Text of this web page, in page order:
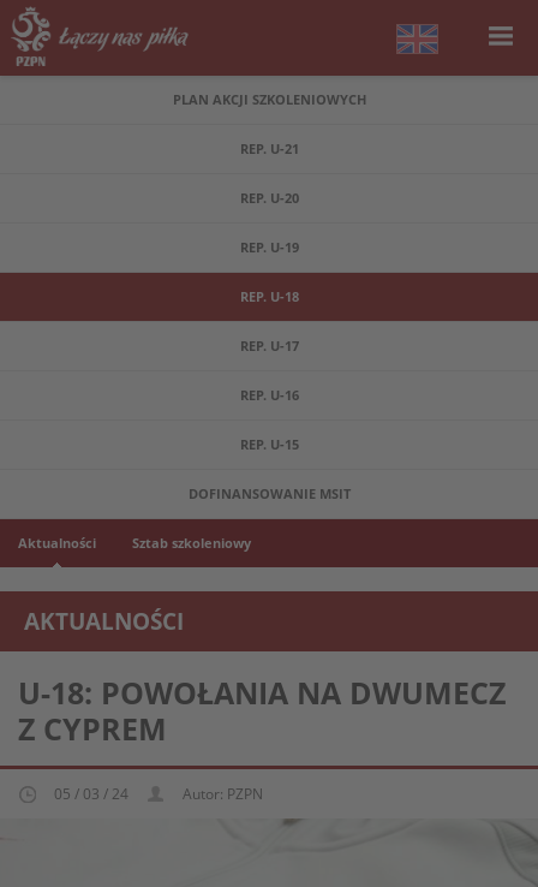
PLAN AKCJI SZKOLENIOWYCH
REP. U-21
REP. U-20
REP. U-19
REP. U-18
REP. U-17
REP. U-16
REP. U-15
DOFINANSOWANIE MSIT
Aktualności Sztab szkoleniowy
AKTUALNOŚCI
REPREZENTACJA MŁODZIEŻOWA U-18
U-18: POWOŁANIA NA DWUMECZ
Z CYPREM
05 / 03 / 24 Autor: PZPN